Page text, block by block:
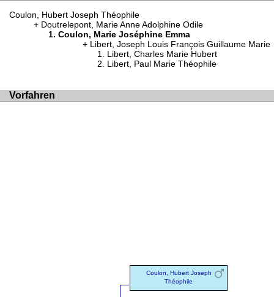
Coulon, Hubert Joseph Théophile
Doutrelepont, Marie Anne Adolphine Odile
Coulon, Marie Joséphine Emma
Libert, Joseph Louis François Guillaume Marie
Libert, Charles Marie Hubert
Libert, Paul Marie Théophile
Vorfahren
Coulon, Hubert Joseph
Théophile